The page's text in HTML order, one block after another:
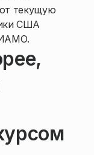
текущую
США